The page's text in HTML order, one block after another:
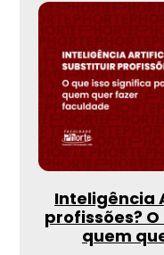
Inteligência
profissões?
quem